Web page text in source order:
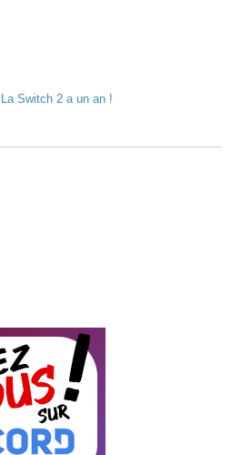
Switch 2 a un an !